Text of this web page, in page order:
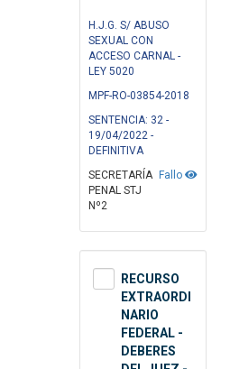
H.J.G. S/ ABUSO
SEXUAL CON
ACCESO CARNAL -
LEY 5020
MPF-RO-03854-2018
SENTENCIA: 32 -
19/04/2022 -
DEFINITIVA
Fallo
SECRETARÍA
PENAL STJ
Nº2
RECURSO
EXTRAORDI
NARIO
FEDERAL -
DEBERES